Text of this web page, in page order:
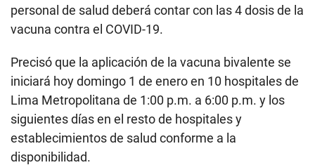
personal de salud deberá contar con las 4 dosis de la
vacuna contra el COVID-19.
Precisó que la aplicación de la vacuna bivalente se
iniciará hoy domingo 1 de enero en 10 hospitales de
Lima Metropolitana de 1:00 p.m. a 6:00 p.m. y los
siguientes días en el resto de hospitales y
establecimientos de salud conforme a la
disponibilidad.